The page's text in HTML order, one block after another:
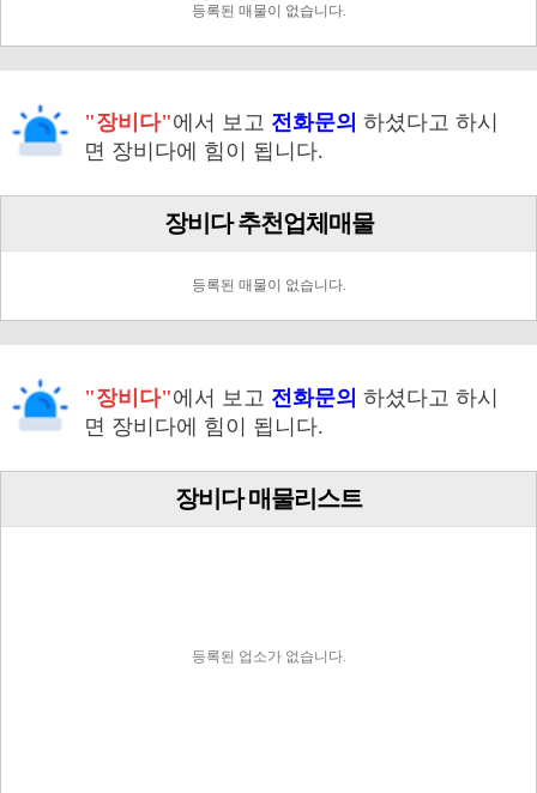
등록된 매물이 없습니다.
"장비다"에서 보고 전화문의 하셨다고 하시
면 장비다에 힘이 됩니다.
장비다 추천업체매물
등록된 매물이 없습니다.
"장비다"에서 보고 전화문의 하셨다고 하시
면 장비다에 힘이 됩니다.
장비다 매물리스트
등록된 업소가 없습니다.